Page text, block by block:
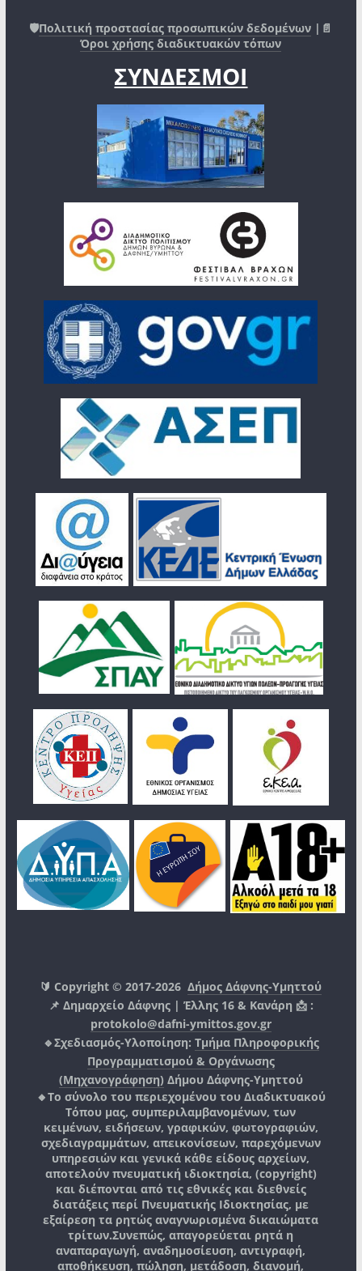
🛡️Πολιτική προστασίας προσωπικών δεδομένων |📄
Όροι χρήσης διαδικτυακών τόπων
ΣΥΝΔΕΣΜΟΙ
🔰 Copyright © 2017-2026Δήμος Δάφνης-Υμηττού
📌 Δημαρχείο Δάφνης | Έλλης 16 & Κανάρη 📩 :
protokolo@dafni-ymittos.gov.gr
🔹Σχεδιασμός-Υλοποίηση: Τμήμα Πληροφορικής
Προγραμματισμού & Οργάνωσης
(Μηχανογράφηση) Δήμου Δάφνης-Υμηττού
🔸Το σύνολο του περιεχομένου του Διαδικτυακού
Τόπου μας, συμπεριλαμβανομένων, των
κειμένων, ειδήσεων, γραφικών, φωτογραφιών,
σχεδιαγραμμάτων, απεικονίσεων, παρεχόμενων
υπηρεσιών και γενικά κάθε είδους αρχείων,
αποτελούν πνευματική ιδιοκτησία, (copyright)
και διέπονται από τις εθνικές και διεθνείς
διατάξεις περί Πνευματικής Ιδιοκτησίας, με
εξαίρεση τα ρητώς αναγνωρισμένα δικαιώματα
τρίτων.Συνεπώς, απαγορεύεται ρητά η
αναπαραγωγή, αναδημοσίευση, αντιγραφή,
αποθήκευση, πώληση, μετάδοση, διανομή,